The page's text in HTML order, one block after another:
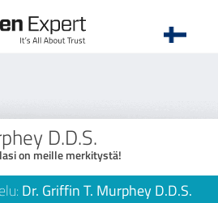
D.D.S.
on meille merkitystä!
Dr. Griffin T. Murphey D.D.S.